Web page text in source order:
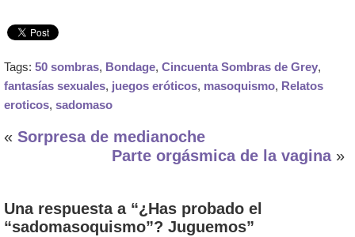
Tags: 50 sombras, Bondage, Cincuenta Sombras de Grey,
fantasías sexuales, juegos eróticos, masoquismo, Relatos
eroticos, sadomaso
« Sorpresa de medianoche
Parte orgásmica de la vagina»
Una respuesta a “¿Has probado el
“sadomasoquismo”? Juguemos”